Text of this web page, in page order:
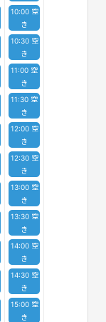
10:00 空
き
10:30 空
き
11:00 空
き
11:30 空
き
12:00 空
き
12:30 空
き
13:00 空
き
13:30 空
き
14:00 空
き
14:30 空
き
15:00 空
き